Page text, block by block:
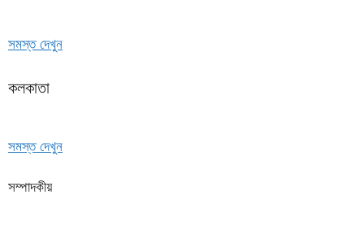
সমস্ত দেখুন
কলকাতা
সমস্ত দেখুন
সম্পাদকীয়